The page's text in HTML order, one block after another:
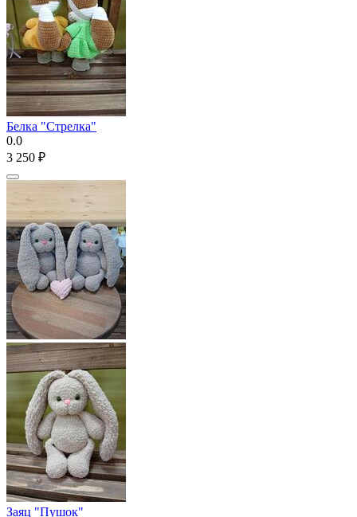
Белка "Стрелка"
0.0
3 250 ₽
Заяц "Пушок"